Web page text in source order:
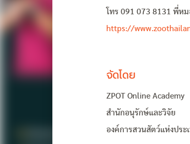
โทร 091 073 8131 พี่หม
https://
จัดโดย
ZPOT Online Academy
สำนักอนุรักษ์และวิจัย
องค์การสวนสัตว์แห่งประ